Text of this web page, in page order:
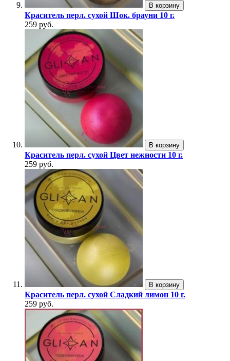
В корзину
Краситель перл. сухой Шок. брауни 10 г.
259 руб.
В корзину
Краситель перл. сухой Цвет нежности 10 г.
259 руб.
В корзину
Краситель перл. сухой Сладкий лимон 10 г.
259 руб.